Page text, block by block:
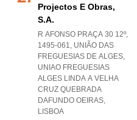
Projectos E Obras,
S.a.
R AFONSO PRAÇA 30 12º,
1495-061, UNIÃO DAS
FREGUESIAS DE ALGES,
UNIAO FREGUESIAS
ALGES LINDA A VELHA
CRUZ QUEBRADA
DAFUNDO OEIRAS,
LISBOA